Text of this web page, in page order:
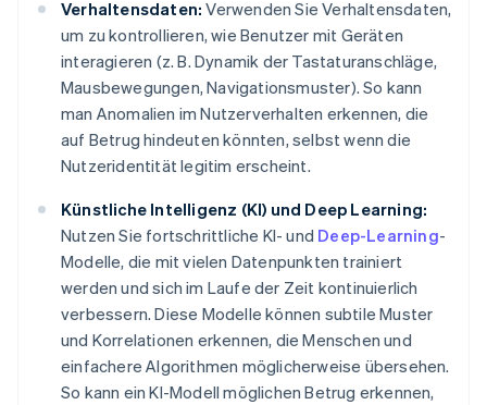
Verhaltensdaten: Verwenden Sie Verhaltensdaten,
um zu kontrollieren, wie Benutzer mit Geräten
interagieren (z. B. Dynamik der Tastaturanschläge,
Mausbewegungen, Navigationsmuster). So kann
man Anomalien im Nutzerverhalten erkennen, die
auf Betrug hindeuten könnten, selbst wenn die
Nutzeridentität legitim erscheint.
Künstliche Intelligenz (KI) und Deep Learning:
Nutzen Sie fortschrittliche KI- und Deep-Learning-
Modelle, die mit vielen Datenpunkten trainiert
werden und sich im Laufe der Zeit kontinuierlich
verbessern. Diese Modelle können subtile Muster
und Korrelationen erkennen, die Menschen und
einfachere Algorithmen möglicherweise übersehen.
So kann ein KI-Modell möglichen Betrug erkennen,